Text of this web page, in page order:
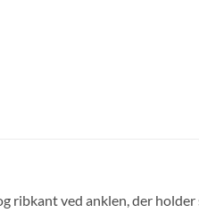
ved anklen, der